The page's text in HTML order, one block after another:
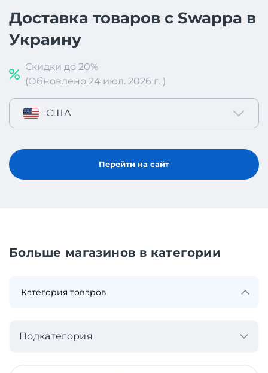
Доставка товаров с Swappa в
Украину
Скидки до 20%
(Обновлено 24 июл. 2026 г. )
США
Перейти на сайт
Больше магазинов в категории
Подкатегория